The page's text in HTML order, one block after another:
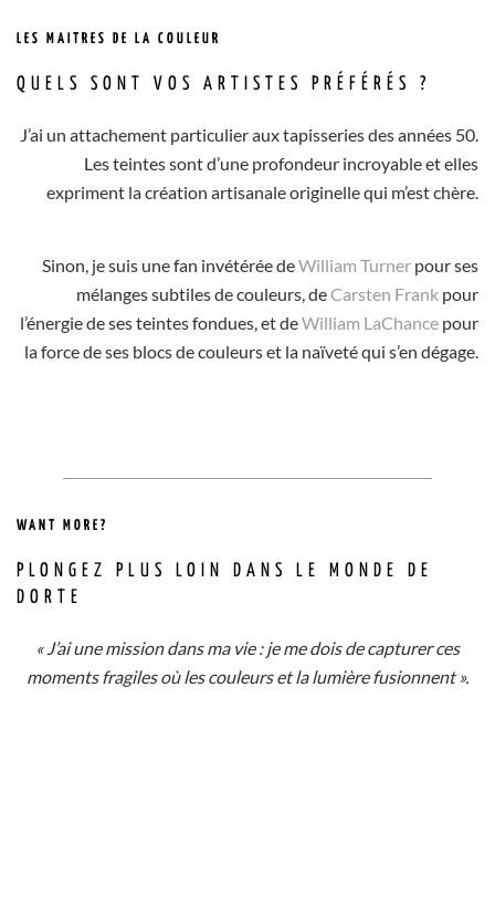
LES MAITRES DE LA COULEUR
QUELS SONT VOS ARTISTES PRÉFÉRÉS ?
J’ai un attachement particulier aux tapisseries des années 50.
Les teintes sont d’une profondeur incroyable et elles
expriment la création artisanale originelle qui m’est chère.
Sinon, je suis une fan invétérée deWilliam Turner pour ses
mélanges subtiles de couleurs, deCarsten Frank pour
l’énergie de ses teintes fondues, et deWilliam LaChance pour
la force de ses blocs de couleurs et la naïveté qui s’en dégage.
WANT MORE?
PLONGEZ PLUS LOIN DANS LE MONDE DE
DORTE
« J’ai une mission dans ma vie : je me dois de capturer ces
moments fragiles où les couleurs et la lumière fusionnent ».